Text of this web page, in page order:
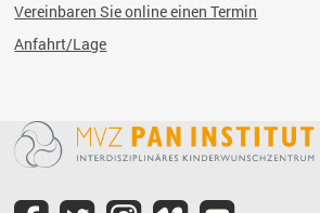
Vereinbaren Sie online einen Termin
Anfahrt/Lage